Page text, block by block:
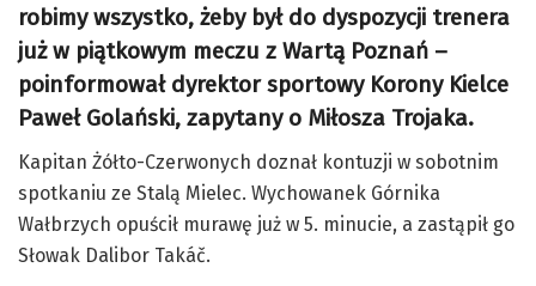
robimy wszystko, żeby był do dyspozycji trenera
już w piątkowym meczu z Wartą Poznań –
poinformował dyrektor sportowy Korony Kielce
Paweł Golański, zapytany o Miłosza Trojaka.
Kapitan Żółto-Czerwonych doznał kontuzji w sobotnim
spotkaniu ze Stalą Mielec. Wychowanek Górnika
Wałbrzych opuścił murawę już w 5. minucie, a zastąpił go
Słowak Dalibor Takáč.